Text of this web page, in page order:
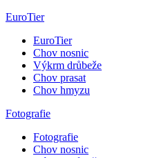
EuroTier
EuroTier
Chov nosnic
Výkrm drůbeže
Chov prasat
Chov hmyzu
Fotografie
Fotografie
Chov nosnic